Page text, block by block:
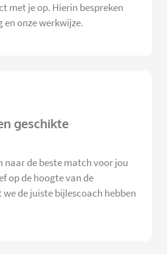
met je op. Hierin bespreken
onze werkwijze.
geschikte
naar de beste match voor jou
op de hoogte van de
de juiste bijlescoach hebben